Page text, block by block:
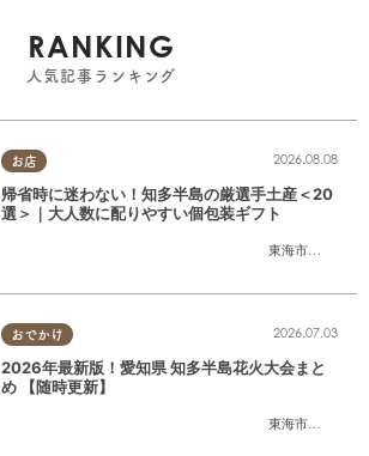
RANKING
人気記事ランキング
お店
東海市
,大府市
2026.08.08
帰省時に迷わない！知多半島の厳選手土産＜20
選＞｜大人数に配りやすい個包装ギフト
おでかけ
東海市
,大府市
2026.07.03
2026年最新版！愛知県 知多半島花火大会まと
め 【随時更新】